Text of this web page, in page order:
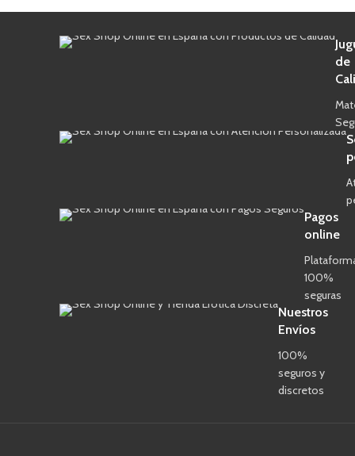
de
Pagos
online
100%
seguras
Nuestros
Envíos
100%
seguros y
discretos